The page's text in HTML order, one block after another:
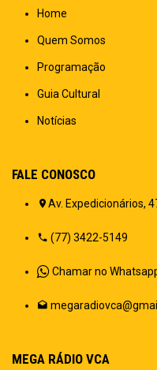
Home
Quem Somos
Programação
Guia Cultural
Notícias
FALE CONOSCO
Av. Expedicionários,
(77) 3422-5149
Chamar no
MEGA RÁDIO VCA